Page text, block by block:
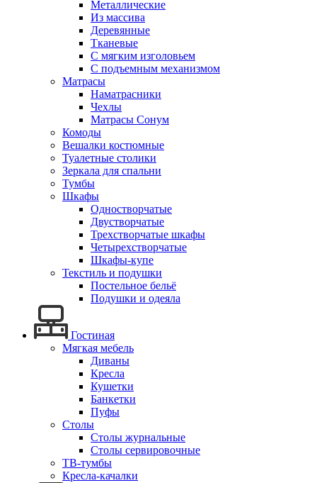
Металлические
Из массива
Деревянные
Тканевые
С мягким изголовьем
С подъемным механизмом
Матрасы
Наматрасники
Чехлы
Матрасы Сонум
Комоды
Вешалки костюмные
Туалетные столики
Зеркала для спальни
Тумбы
Шкафы
Одностворчатые
Двустворчатые
Трехстворчатые шкафы
Четырехстворчатые
Шкафы-купе
Текстиль и подушки
Постельное бельё
Подушки и одеяла
Гостиная
Мягкая мебель
Диваны
Кресла
Кушетки
Банкетки
Пуфы
Столы
Столы журнальные
Столы сервировочные
ТВ-тумбы
Кресла-качалки